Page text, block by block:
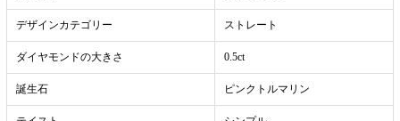
デザインカテゴリー ストレート
ダイヤモンドの大きさ 0.5ct
誕生石 ピンクトルマリン